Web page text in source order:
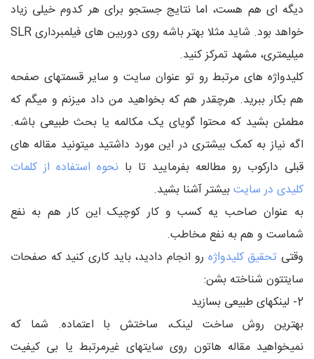
دیگه ای هم هست، اما نتایج جستجو برای هر کدوم خیلی زیاد
خواهد بود. شاید مثلا بهتر باشه روی دوربین های فیلمبرداری SLR
میلیمتری، مشهد تمرکز کنید.
کلیدواژه های مرتبط رو تو عنوان سایت و سایر قسمتهای صفحه
هم بکار ببرید. هرچقدر هم که بخواهید من داد میزنم و میگم که
مطمئن بشید که محتوا گویای یک مکالمه یا بحث طبیعی باشه.
اگه نیاز به کمک بیشتری در این مورد داشتید میتونید مقاله های
قبلی دارکوب رو مطالعه بفرمایید تا با نحوه استفاده از کلمات
کلیدی در سایتبیشتر آشنا بشید.
به عنوان صاحب یه کسب و کار کوچیک این کار هم به نفع
شماست و هم به نفع مخاطب.
وقتی تحقیق کلیدواژه رو انجام دادید، باید کاری کنید که صفحات
سایتتون شناخته بشن:
2- لینکهای طبیعی بسازید
بهترین روش ساخت لینک، ساختش با اعتماده. شما که
نمیخواهید مقاله هاتون روی سایتهای غیرمرتبط یا بی کیفیت